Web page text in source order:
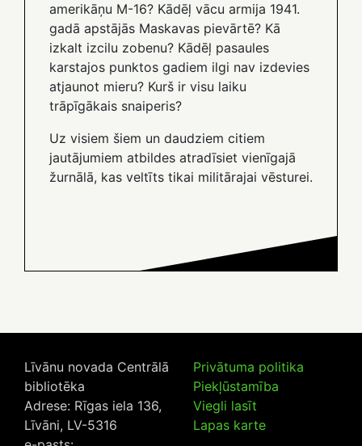
amerikāņu M-16? Kādēļ vācu armija 1941.
gadā apstājās Maskavas pievārtē? Kā
izkalt izcilu zobenu? Kādēļ pasaules
karstajos punktos gadiem ilgi nav izdevies
atjaunot mieru? Kurš ir visu laiku
trāpīgākais snaiperis?
Uz visiem šiem un daudziem citiem
jautājumiem atbildes atradīsiet vienīgajā
žurnālā, kas veltīts tikai militārajai vēsturei.
Līvānu novada Centrālā
bibliotēka
Adrese: Rīgas iela 136,
Līvāni, LV-5316
Privātuma politika
Piekļūstamība
Viegli lasīt
Lapas karte